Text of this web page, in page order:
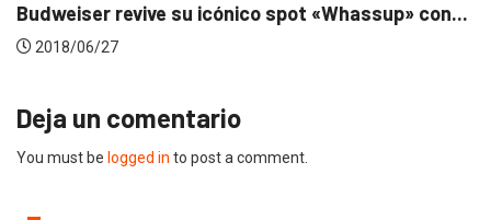
con... A nadie le importa tu publicidad
Deja un comentario
You must be logged in to post a comment.